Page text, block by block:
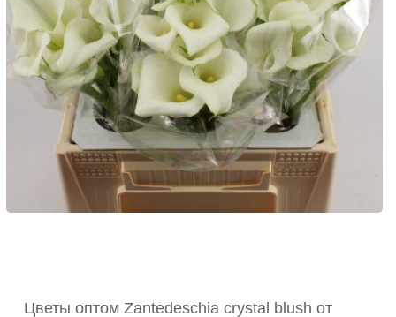
Цветы оптом Zantedeschia crystal blush от